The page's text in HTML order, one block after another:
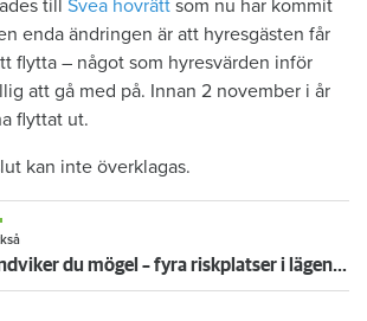
till Svea hovrätt som nu har kommit
enda ändringen är att hyresgästen får
flytta – något som hyresvärden inför
att gå med på. Innan 2 november i år
flyttat ut.
kan inte överklagas.
Så undviker du mögel – fyra riskplatser i lägenheten: ”Måste städa bort”